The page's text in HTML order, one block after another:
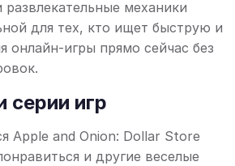
механики
для тех, кто ищет быструю и
онлайн-игры прямо сейчас без
серии игр
Apple and Onion: Dollar Store
и другие веселые